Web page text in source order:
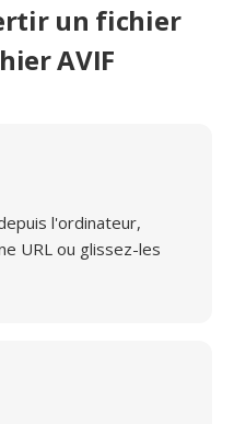
un fichier
AVIF
l'ordinateur,
URL ou glissez-les